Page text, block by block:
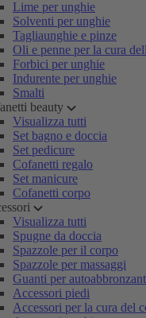
Lime per unghie
Solventi per unghie
Tagliaunghie e pinze
Oli e penne per la cura
Forbici per unghie
Indurente per unghie
Smalti
beauty
Visualizza tutti
Set bagno e doccia
Set pedicure
Cofanetti regalo
Set manicure
Cofanetti corpo
Visualizza tutti
Spugne da doccia
Spazzole per il corpo
Spazzole per massaggi
Guanti per
Accessori piedi
Accessori per la cura del